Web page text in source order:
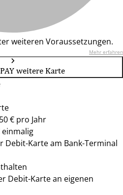
weiteren Voraussetzungen.
Mehr erfahren
weitere Karte
€ pro Jahr
einmalig
Debit-Karte am Bank-Terminal
Debit-Karte an eigenen